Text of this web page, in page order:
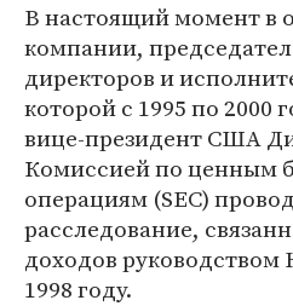
В настоящий момент в
компании,
директоров и
которой с 1995 по
вице-президент США
Комиссией по ценным
операциям (SEC)
расследование,
доходов руководством
1998 году.